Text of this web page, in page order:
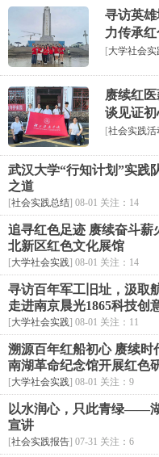
寻访英
力传承红
[大学社会实
赓续红
谈见证
[社会实践活
武汉大学“行知计划”实践
之道
[社会实践总结] 08-01 关注：14
追寻红色足迹 赓续奋斗
北新区红色文化展馆
[大学社会实践] 08-01 关注：14
寻访百年军工旧址，汲
走进南京晨光1865科技创
[大学社会实践] 08-01 关注：11
溯源百年红船初心 赓续
南湖革命纪念馆开展红色
[大学社会实践] 08-01 关注：9
以水润心，只此青绿——
宣讲
[社会实践报告] 07-31 关注：6